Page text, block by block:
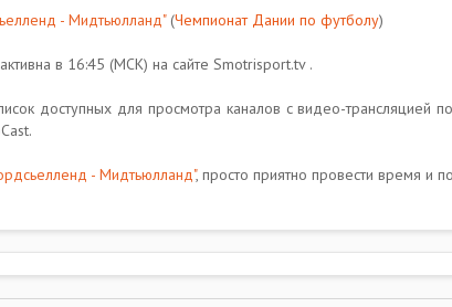
- Мидтьюлланд"(Чемпионат Дании по футболу)
в 16:45 (МСК) на сайте Smotrisport.tv .
доступных для просмотра каналов с видео-трансляцией
- Мидтьюлланд", просто приятно провести время и